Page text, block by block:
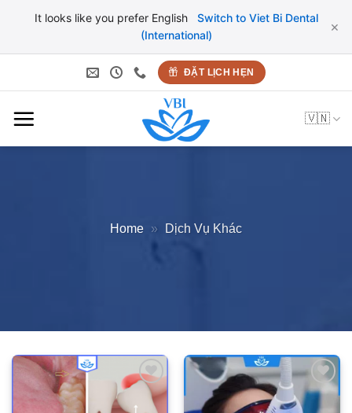
It looks like you prefer English
Switch to Viet Bi Dental
(International)
×
dung
ĐẶT LỊCH HẸN
🇻🇳
Home » Dịch Vụ Khác
Add to
wishlist
Add to
wishlist